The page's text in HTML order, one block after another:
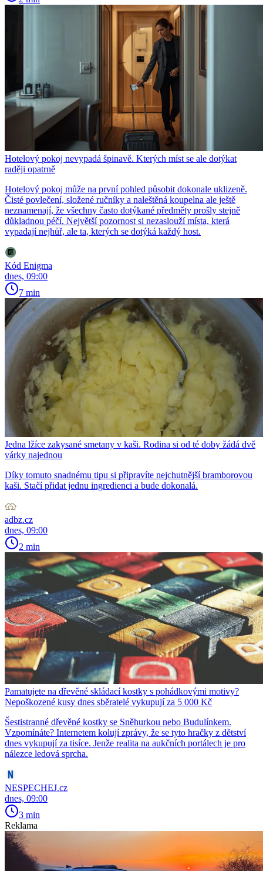
Hotelový pokoj nevypadá špinavě. Kterých míst se ale dotýkat
raději opatrně
Hotelový pokoj může na první pohled působit dokonale uklizeně.
Čisté povlečení, složené ručníky a naleštěná koupelna ale ještě
neznamenají, že všechny často dotýkané předměty prošly stejně
důkladnou péčí. Největší pozornost si nezaslouží místa, která
vypadají nejhůř, ale ta, kterých se dotýká každý host.
Kód Enigma
dnes, 09:00
7 min
Jedna lžíce zakysané smetany v kaši. Rodina si od té doby žádá dvě
várky najednou
Díky tomuto snadnému tipu si připravíte nejchutnější bramborovou
kaši. Stačí přidat jednu ingredienci a bude dokonalá.
adbz.cz
dnes, 09:00
2 min
Pamatujete na dřevěné skládací kostky s pohádkovými motivy?
Nepoškozené kusy dnes sběratelé vykupují za 5 000 Kč
Šestistranné dřevěné kostky se Sněhurkou nebo Budulínkem.
Vzpomínáte? Internetem kolují zprávy, že se tyto hračky z dětství
dnes vykupují za tisíce. Jenže realita na aukčních portálech je pro
nálezce ledová sprcha.
NESPECHEJ.cz
dnes, 09:00
3 min
Reklama